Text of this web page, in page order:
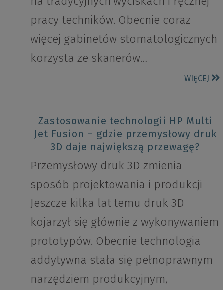
pracy techników. Obecnie coraz
więcej gabinetów stomatologicznych
korzysta ze skanerów…
WIĘCEJ
Zastosowanie technologii HP Multi
Jet Fusion – gdzie przemysłowy druk
3D daje największą przewagę?
Przemysłowy druk 3D zmienia
sposób projektowania i produkcji
Jeszcze kilka lat temu druk 3D
kojarzył się głównie z wykonywaniem
prototypów. Obecnie technologia
addytywna stała się pełnoprawnym
narzędziem produkcyjnym,